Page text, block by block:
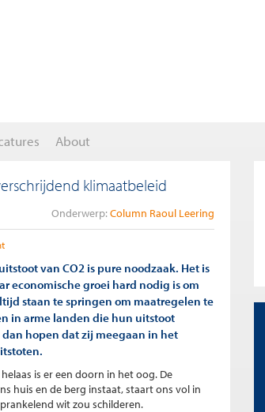
About
klimaatbeleid
Onderwerp: Column Raoul Leering
van CO2 is pure noodzaak. Het is
economische groei hard nodig is om
staan te springen om maatregelen te
in arme landen die hun uitstoot
hopen dat zij meegaan in het
is er een doorn in het oog. De
huis en de berg instaat, staart ons vol in
wit zou schilderen.